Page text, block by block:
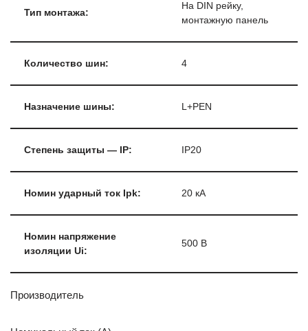
Тип монтажа:
На DIN рейку,
монтажную панель
Количество шин: 4
Назначение шины: L+PEN
Степень защиты — IP: IP20
Номин ударный ток Ipk: 20 кА
Номин напряжение
изоляции Ui:
500 В
Производитель